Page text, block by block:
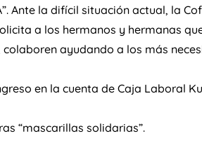
Ante la difícil situación actual, la
a los hermanos y hermanas
ayudando a los más
en la cuenta de Caja Laboral
“mascarillas solidarias”.